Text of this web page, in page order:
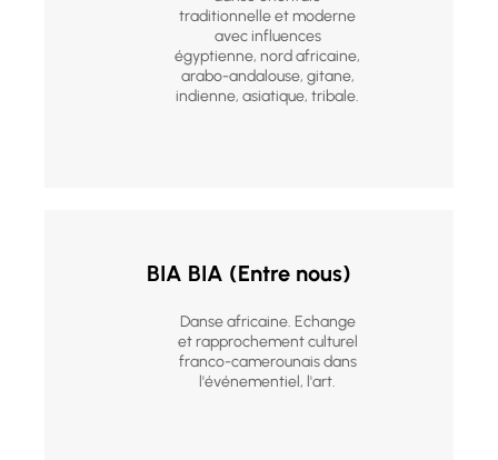
traditionnelle et moderne
avec influences
égyptienne, nord africaine,
arabo-andalouse, gitane,
indienne, asiatique, tribale.
BIA BIA (Entre nous)
Danse africaine. Echange
et rapprochement culturel
franco-camerounais dans
l'événementiel, l'art.